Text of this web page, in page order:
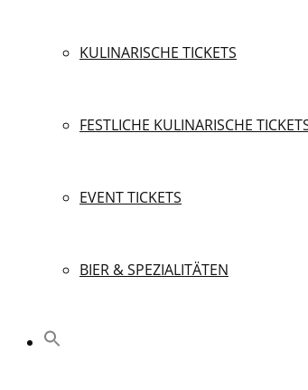
KULINARISCHE TICKETS
FESTLICHE KULINARISCHE
EVENT TICKETS
BIER & SPEZIALITÄTEN